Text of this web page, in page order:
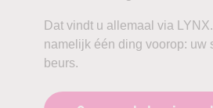
waarderingsniveaus,
institutionele beleggersposities
Dat vindt u allemaal via
namelijk één ding voorop: uw
beurs.